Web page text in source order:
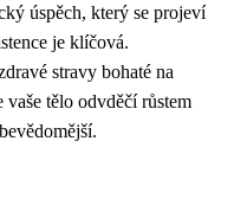
úspěch, který se projeví
je klíčová.
stravy bohaté na
tělo odvděčí růstem